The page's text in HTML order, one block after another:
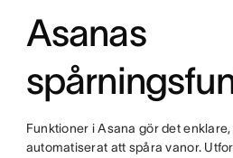
Asanas
Funktioner i Asana gör det
automatiserat att spåra vanor.